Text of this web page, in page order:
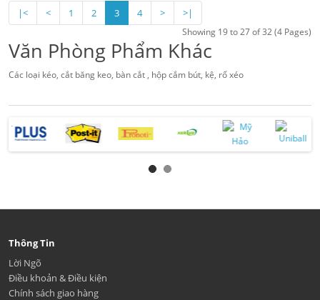
|< < 1 2 3 4 > >|
Showing 19 to 27 of 32 (4 Pages)
Văn Phòng Phẩm Khác
Các loại kéo, cắt băng keo, bàn cắt , hộp cắm bút, kệ, rổ xéo
Thông Tin
Lời Ngõ
Điều khoản & Điều kiện
Chính sách giao hàng